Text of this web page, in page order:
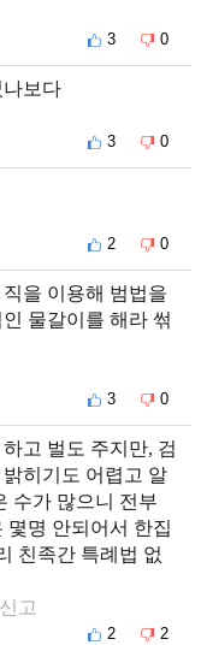
3 0
보다
3 0
2 0
을 이용해 범법을
물갈이를 해라 썪
3 0
고 벌도 주지만, 검
히기도 어렵고 알
수가 많으니 전부
몇명 안되어서 한집
친족간 특례법 없
신고
2 2